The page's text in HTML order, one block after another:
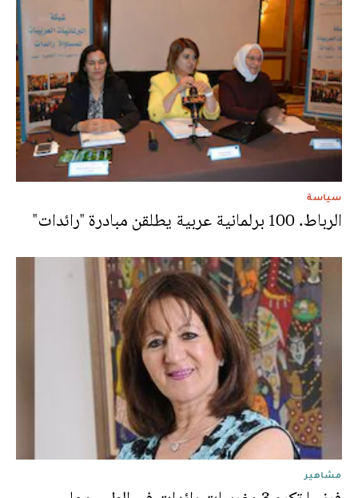
سياسة
الرباط. 100 برلمانية عربية يطلقن مبادرة "رائدات"
مشاهير